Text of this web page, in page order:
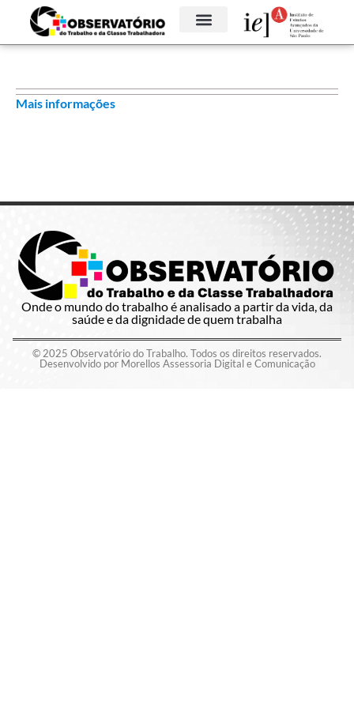
Mais informações
Onde o mundo do trabalho é analisado a partir da vida, da
saúde e da dignidade de quem trabalha
© 2025 Observatório do Trabalho. Todos os direitos reservados.
Desenvolvido por Morellos Assessoria Digital e Comunicação